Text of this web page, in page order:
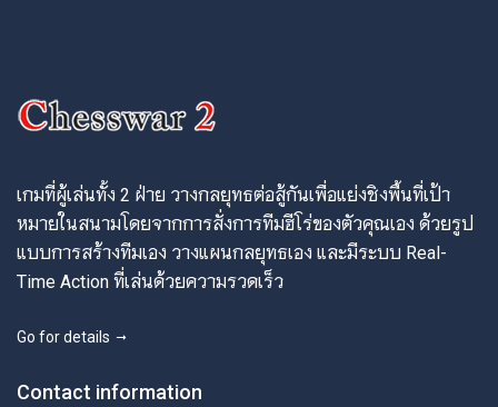
เกมที่ผู้เล่นทั้ง 2 ฝ่าย วางกลยุทธต่อสู้กันเพื่อแย่งชิงพื้นที่เป้า
หมายในสนามโดยจากการสั่งการทีมฮีโร่ของตัวคุณเอง ด้วยรูป
แบบการสร้างทีมเอง วางแผนกลยุทธเอง และมีระบบ Real-
Time Action ที่เล่นด้วยความรวดเร็ว
Go for details
Contact information